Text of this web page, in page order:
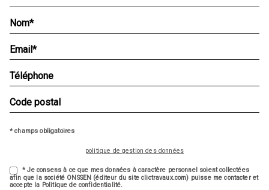
* champs obligatoires
politique de gestion des données
* Je consens à ce que mes données à caractère personnel soient collectées
afin que la société ONSSEN (éditeur du site clictravaux.com) puisse me contacter et
accepte la Politique de confidentialité.